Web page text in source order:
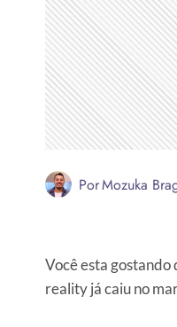
PorMozuka
Você esta gostando
reality já caiu no